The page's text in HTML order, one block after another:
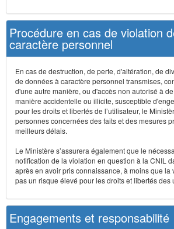
Procédure en cas de violation
caractère personnel
En cas de destruction, de perte, d'altération, de
de données à caractère personnel transmises,
d'une autre manière, ou d'accès non autorisé à
manière accidentelle ou illicite, susceptible
pour les droits et libertés de l’utilisateur, le
personnes concernées des faits et des mesures
meilleurs délais.
Le Ministère s’assurera également que le
notification de la violation en question à la CNIL
après en avoir pris connaissance, à moins que la
pas un risque élevé pour les droits et libertés des
Engagements et responsabilité